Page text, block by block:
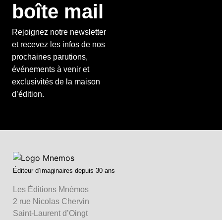
boîte mail
Rejoignez notre newsletter
et recevez les infos de nos
prochaines parutions,
événements à venir et
exclusivités de la maison
d’édition.
Éditeur d’imaginaires depuis 30 ans
Les Éditions Mnémos
2 rue Nicolas Chervin
Saint-Laurent d’Oingt